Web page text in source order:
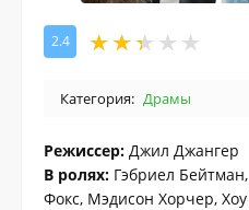
2.4
Категория: Драмы
Режиссер: Джил Джангер
В ролях: Гэбриел
Фокс, Мэдисон Хорчер,